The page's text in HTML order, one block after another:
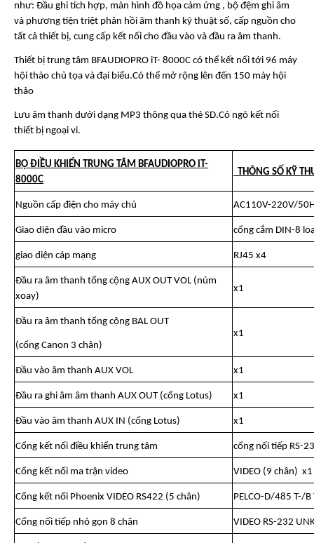
như: Đầu ghi tích hợp, màn hình đồ họa cảm ứng , bộ đệm ghi âm
và phương tiện triệt phản hồi âm thanh kỹ thuật số, cấp nguồn cho
tất cả thiết bị, cung cấp kết nối cho đầu vào và đầu ra âm thanh.
Thiết bị trung tâm BFAUDIOPRO iT- 8000C có thể kết nối tới 96 máy
hội thảo chủ tọa và đại biểu.Có thể mở rộng lên đến 150 máy hội
thảo
Lưu âm thanh dưới dạng MP3 thông qua thẻ SD.Có ngõ kết nối
thiết bị ngoại vi.
BỘ ĐIỀU KHIỂN TRUNG TÂM BFAUDIOPRO iT-
8000C
THÔNG SỐ KỸ
Nguồn cấp điện cho máy chủ AC110V-220V/
Giao diện đầu vào micro cổng cắm DIN-8
giao diện cáp mạng RJ45 x4
Đầu ra âm thanh tổng cộng AUX OUT VOL (núm
xoay)
x1
Đầu ra âm thanh tổng cộng BAL OUT
(cổng Canon 3 chân)
x1
Đầu vào âm thanh AUX VOL x1
Đầu ra ghi âm âm thanh AUX OUT (cổng Lotus) x1
Đầu vào âm thanh AUX IN (cổng Lotus) x1
Cổng kết nối điều khiển trung tâm cổng nối tiếp RS-
Cổng kết nối ma trận video VIDEO (9 chân) x1
Cổng kết nối Phoenix VIDEO RS422 (5 chân) PELCO-D/485 T-/B
Cổng nối tiếp nhỏ gọn 8 chân VIDEO RS-232